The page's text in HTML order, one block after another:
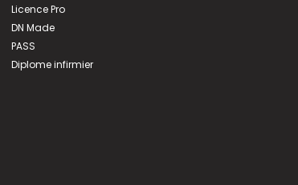
Licence Pro
DN Made
PASS
Diplome infirmier